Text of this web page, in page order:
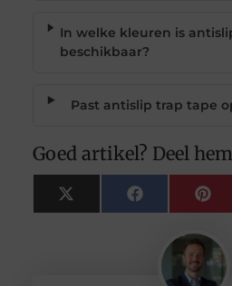
In welke kleuren is
beschikbaar?
Past antislip trap tape
Goed artikel? Deel
X
(Twitter)
Facebook